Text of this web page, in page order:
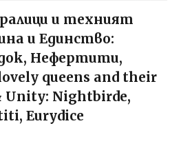
и техният
и Единство:
Нефертити,
queens and their
Unity: Nightbirde,
Eurydice